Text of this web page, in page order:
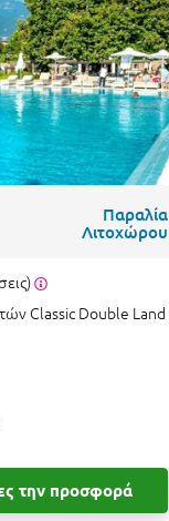
Παραλία
Λιτοχώρου
Classic Double Land
την προσφορά